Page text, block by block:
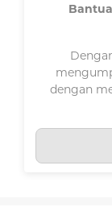
dengan